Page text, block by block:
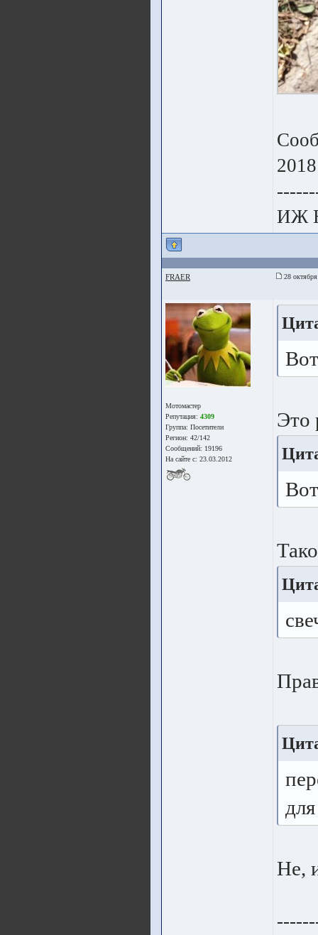
ИЖ
FRAER 28
Мотомастер
Репутация: 4309
Группа: Посетители
Регион: 42/142
Сообщений: 19196
На сайте с: 23.03.2012
Это
Не,